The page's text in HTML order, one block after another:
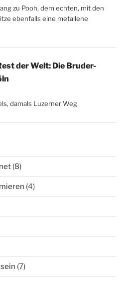
zu Pooh, dem echten, mit den
ebenfalls eine metallene
der Welt: Die Bruder-
damals Luzerner Weg
(8)
(4)
(7)